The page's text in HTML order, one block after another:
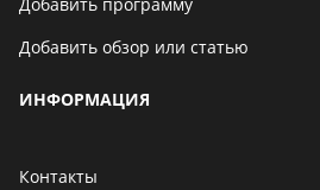
Добавить обзор или статью
ИНФОРМАЦИЯ
Контакты